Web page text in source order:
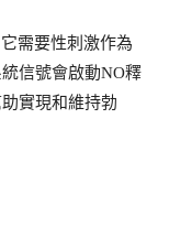
需要性刺激作為
信號會啟動NO釋
實現和維持勃